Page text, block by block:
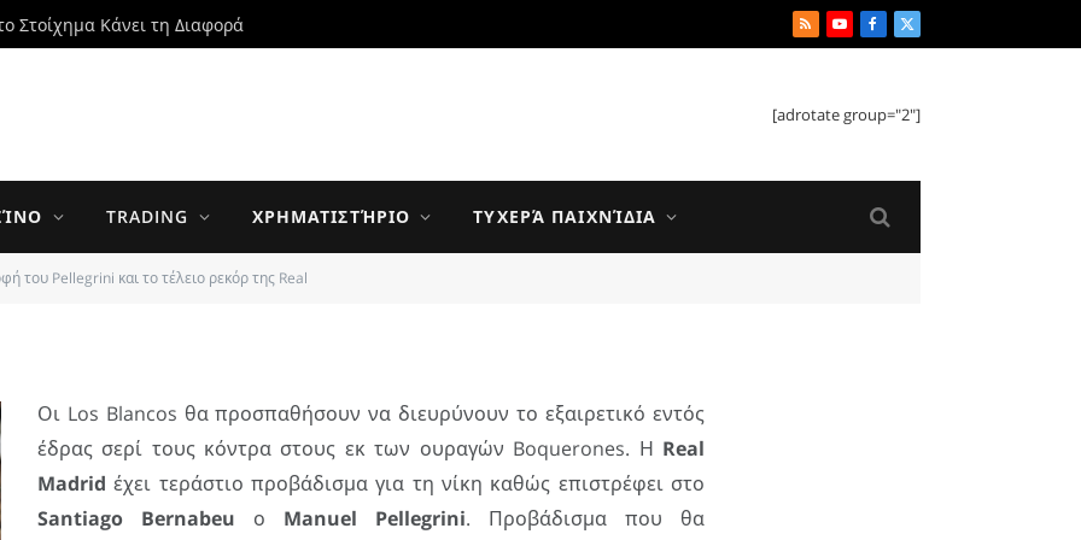
Στοίχημα Κάνει τη Διαφορά RSSYouTube
Facebook
X
[adrotate group="2"]
TRADING ΧΡΗΜΑΤΙΣΤΉΡΙΟ ΤΥΧΕΡΆ ΠΑΙΧΝΊΔΙΑ
του Pellegrini και το τέλειο ρεκόρ της Real
και το τέλειο
UPDATED: 0 ΣΧΌΛΙΑ
Οι Los Blancos θα προσπαθήσουν να διευρύνουν το εξαιρετικό εντός
έδρας σερί τους κόντρα στους εκ των ουραγών Boquerones. Η Real
Madrid έχει τεράστιο προβάδισμα για τη νίκη καθώς επιστρέφει στο
Santiago Bernabeu ο Manuel Pellegrini. Προβάδισμα που θα